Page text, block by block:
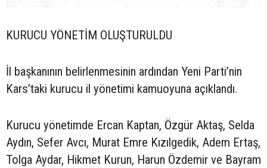
KURUCU YÖNETİM OLUŞTURULDU
İl başkanının belirlenmesinin ardından Yeni Parti’nin
Kars’taki kurucu il yönetimi kamuoyuna açıklandı.
Kurucu yönetimde Ercan Kaptan, Özgür Aktaş, Selda
Aydın, Sefer Avcı, Murat Emre Kızılgedik, Adem Ertaş,
Tolga Aydar, Hikmet Kurun, Harun Özdemir ve Bayram